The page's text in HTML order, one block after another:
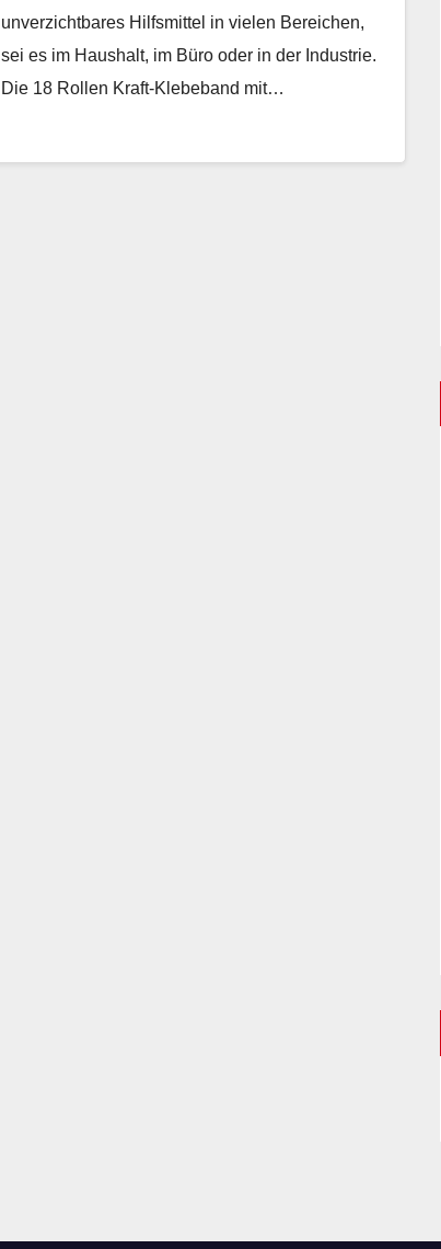
unverzichtbares Hilfsmittel in vielen Bereichen,
sei es im Haushalt, im Büro oder in der Industrie.
Die 18 Rollen Kraft-Klebeband mit…